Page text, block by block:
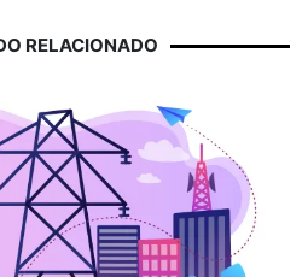
RELACIONADO